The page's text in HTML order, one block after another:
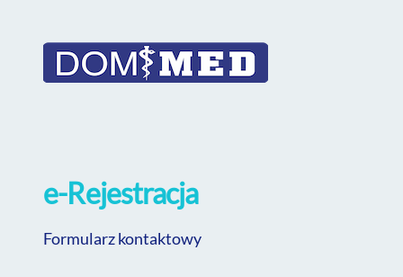
e-Rejestracja
Formularz kontaktowy